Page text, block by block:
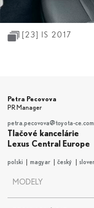
[23] IS 2017
Petra Pecovova
PR Manager
petra.pecovova@toyota-ce.com
Tlačové kancelárie
Lexus Central Europe
polski magyar český
MODELY